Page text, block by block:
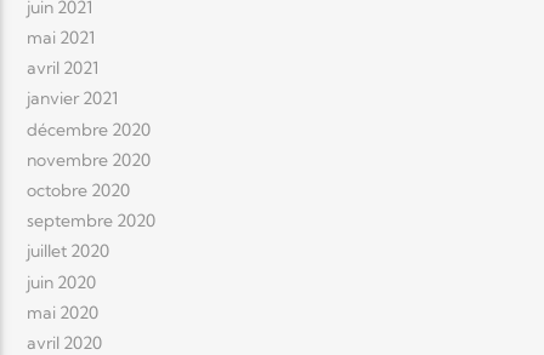
juin 2021
mai 2021
avril 2021
janvier 2021
décembre 2020
novembre 2020
octobre 2020
septembre 2020
juillet 2020
juin 2020
mai 2020
avril 2020